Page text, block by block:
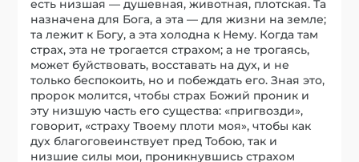
есть низшая — душевная, животная, плотская. Та
назначена для Бога, а эта — для жизни на земле;
та лежит к Богу, а эта холодна к Нему. Когда там
страх, эта не трогается страхом; а не трогаясь,
может буйствовать, восставать на дух, и не
только беспокоить, но и побеждать его. Зная это,
пророк молится, чтобы страх Божий проник и
эту низшую часть его существа: «пригвозди»,
говорит, «страху Твоему плоти моя», чтобы как
дух благоговеинствует пред Тобою, так и
низшие силы мои, проникнувшись страхом